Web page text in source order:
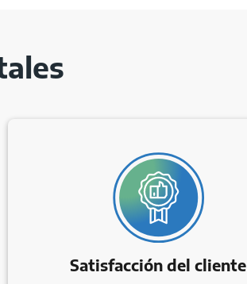
Satisfacción del cliente